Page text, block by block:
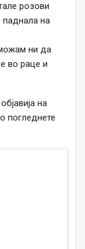
розови
паднала на
ни да
во раце и
на
погледнете